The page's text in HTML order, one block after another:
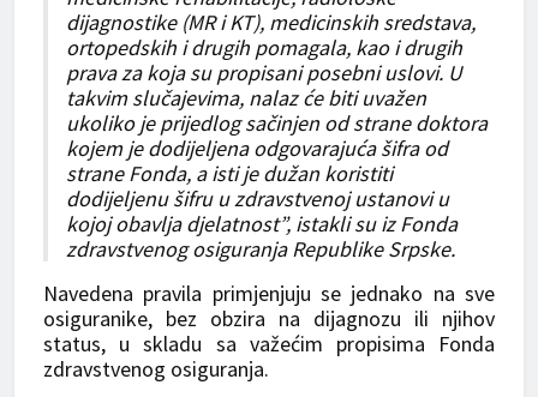
dijagnostike (MR i KT), medicinskih sredstava,
ortopedskih i drugih pomagala, kao i drugih
prava za koja su propisani posebni uslovi. U
takvim slučajevima, nalaz će biti uvažen
ukoliko je prijedlog sačinjen od strane doktora
kojem je dodijeljena odgovarajuća šifra od
strane Fonda, a isti je dužan koristiti
dodijeljenu šifru u zdravstvenoj ustanovi u
kojoj obavlja djelatnost”, istakli su iz Fonda
zdravstvenog osiguranja Republike Srpske.
Navedena pravila primjenjuju se jednako na sve
osiguranike, bez obzira na dijagnozu ili njihov
status, u skladu sa važećim propisima Fonda
zdravstvenog osiguranja.